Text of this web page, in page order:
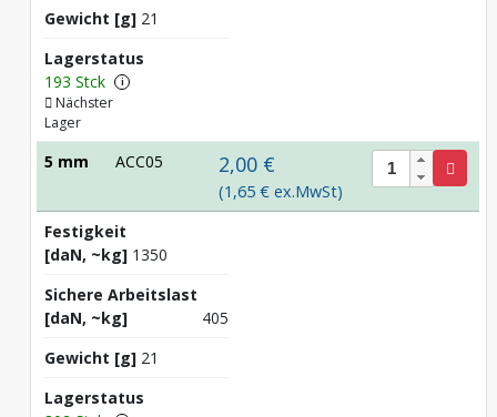
Gewicht [g] 21
Lagerstatus
193 Stck
i
Nächster
Lager
5 mm ACC05 2,00 €
(1,65 € ex.MwSt)
Festigkeit
[daN, ~kg] 1350
Sichere Arbeitslast
[daN, ~kg]
405
Gewicht [g] 21
Lagerstatus